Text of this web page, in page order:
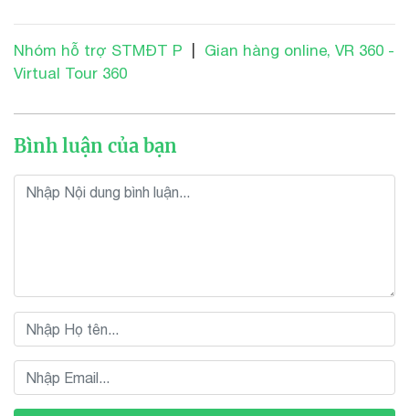
Nhóm hỗ trợ STMĐT P
Gian hàng online, VR 360 -
Virtual Tour 360
Bình luận của bạn